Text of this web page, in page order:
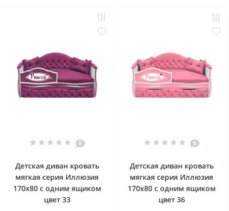
0
Детская диван кровать
мягкая серия Иллюзия
170x80 с одним ящиком
цвет 33
0
Детская диван кровать
мягкая серия Иллюзия
170x80 с одним ящиком
цвет 36